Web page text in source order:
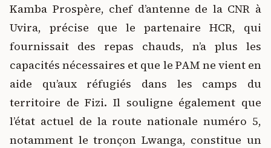
Kamba Prospère, chef d’antenne de la CNR à
Uvira, précise que le partenaire HCR, qui
fournissait des repas chauds, n’a plus les
capacités nécessaires et que le PAM ne vient en
aide qu’aux réfugiés dans les camps du
territoire de Fizi. Il souligne également que
l’état actuel de la route nationale numéro 5,
notamment le tronçon Lwanga, constitue un